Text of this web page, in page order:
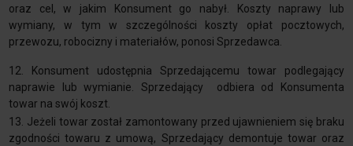
oraz cel, w jakim Konsument go nabył. Koszty naprawy lub
wymiany, w tym w szczególności koszty opłat pocztowych,
przewozu, robocizny i materiałów, ponosi Sprzedawca.
12. Konsument udostępnia Sprzedającemu towar podlegający
naprawie lub wymianie. Sprzedający odbiera od Konsumenta
towar na swój koszt.
13. Jeżeli towar został zamontowany przed ujawnieniem się braku
zgodności towaru z umową, Sprzedający demontuje towar oraz